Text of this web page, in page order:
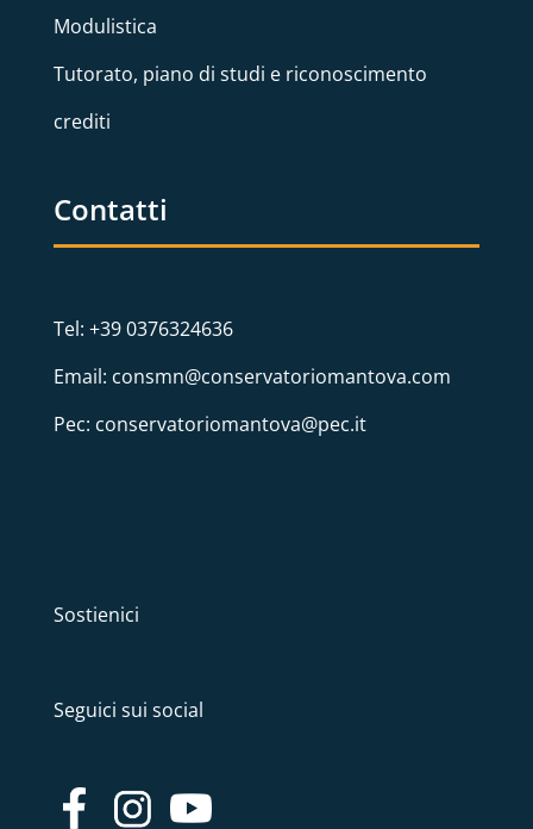
Modulistica
Tutorato, piano di studi e riconoscimento
crediti
Contatti
Tel: +39 0376324636
Email: consmn@conservatoriomantova.com
Pec: conservatoriomantova@pec.it
Sostienici
Seguici sui social